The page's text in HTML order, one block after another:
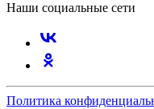
Наши социальные сети
Политика